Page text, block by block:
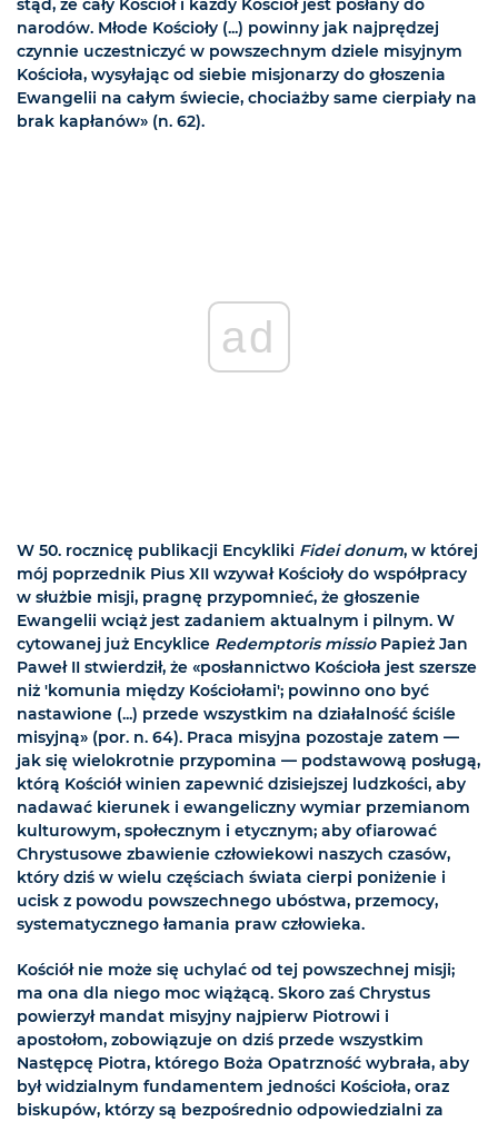
stąd, że cały Kościół i każdy Kościół jest posłany do
narodów. Młode Kościoły (...) powinny jak najprędzej
czynnie uczestniczyć w powszechnym dziele misyjnym
Kościoła, wysyłając od siebie misjonarzy do głoszenia
Ewangelii na całym świecie, chociażby same cierpiały na
brak kapłanów» (n. 62).
ad
W 50. rocznicę publikacji Encykliki Fidei donum, w której
mój poprzednik Pius XII wzywał Kościoły do współpracy
w służbie misji, pragnę przypomnieć, że głoszenie
Ewangelii wciąż jest zadaniem aktualnym i pilnym. W
cytowanej już Encyklice Redemptoris missioPapież Jan
Paweł II stwierdził, że «posłannictwo Kościoła jest szersze
niż 'komunia między Kościołami'; powinno ono być
nastawione (...) przede wszystkim na działalność ściśle
misyjną» (por. n. 64). Praca misyjna pozostaje zatem —
jak się wielokrotnie przypomina — podstawową posługą,
którą Kościół winien zapewnić dzisiejszej ludzkości, aby
nadawać kierunek i ewangeliczny wymiar przemianom
kulturowym, społecznym i etycznym; aby ofiarować
Chrystusowe zbawienie człowiekowi naszych czasów,
który dziś w wielu częściach świata cierpi poniżenie i
ucisk z powodu powszechnego ubóstwa, przemocy,
systematycznego łamania praw człowieka.
Kościół nie może się uchylać od tej powszechnej misji;
ma ona dla niego moc wiążącą. Skoro zaś Chrystus
powierzył mandat misyjny najpierw Piotrowi i
apostołom, zobowiązuje on dziś przede wszystkim
Następcę Piotra, którego Boża Opatrzność wybrała, aby
był widzialnym fundamentem jedności Kościoła, oraz
biskupów, którzy są bezpośrednio odpowiedzialni za